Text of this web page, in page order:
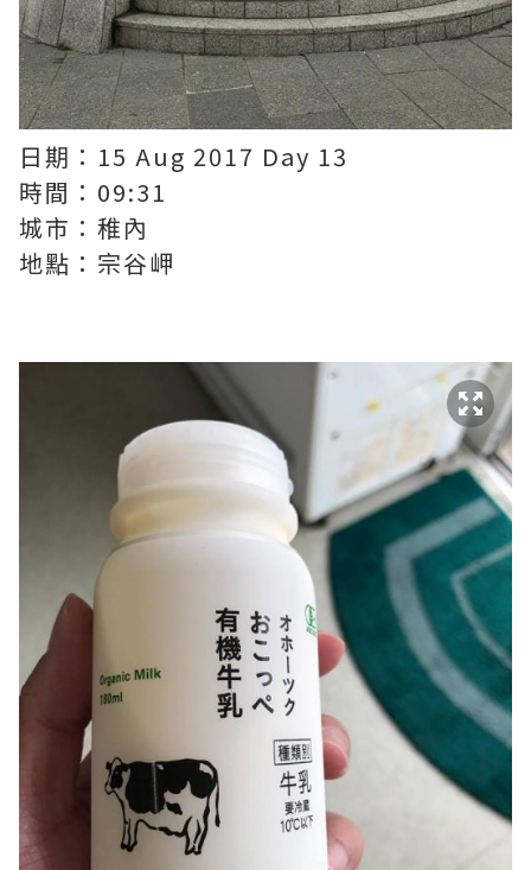
日期：15 Aug 2017 Day 13
時間：09:31
城市：稚內
地點：宗谷岬